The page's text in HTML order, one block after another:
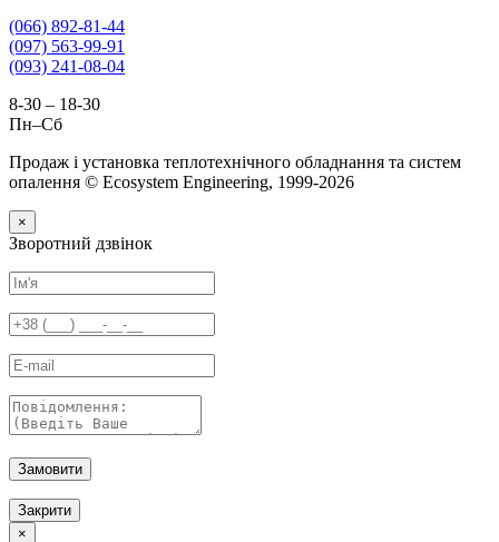
(066) 892-81-44
(097) 563-99-91
(093) 241-08-04
8-30 – 18-30
Пн–Сб
Продаж і установка теплотехнічного обладнання та систем
опалення © Ecosystem Engineering, 1999-2026
×
Зворотний дзвінок
Замовити
Закрити
×